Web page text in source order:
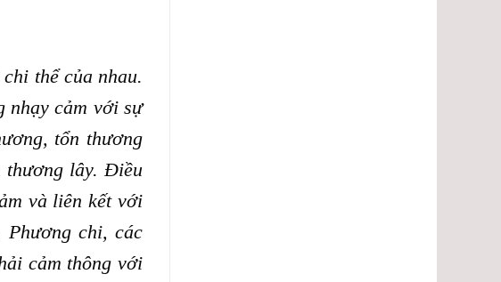
thể của nhau.
nhạy cảm với sự
tổn thương
thương lây. Điều
và liên kết với
Phương chi, các
cảm thông với